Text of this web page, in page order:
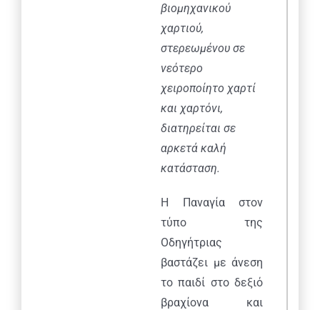
βιομηχανικού
χαρτιού,
στερεωμένου σε
νεότερο
χειροποίητο χαρτί
και χαρτόνι,
διατηρείται σε
αρκετά καλή
κατάσταση.
Η Παναγία στον
τύπο της
Οδηγήτριας
βαστάζει με άνεση
το παιδί στο δεξιό
βραχίονα και